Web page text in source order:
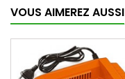
VOUS AIMEREZ AUSSI